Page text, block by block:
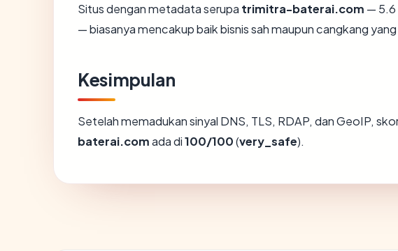
Situs dengan metadata serupa trimitra-baterai.com — 5.6
— biasanya mencakup baik bisnis sah maupun cangkang
Kesimpulan
Setelah memadukan sinyal DNS, TLS, RDAP, dan GeoIP,
baterai.comada di100/100(very_safe).